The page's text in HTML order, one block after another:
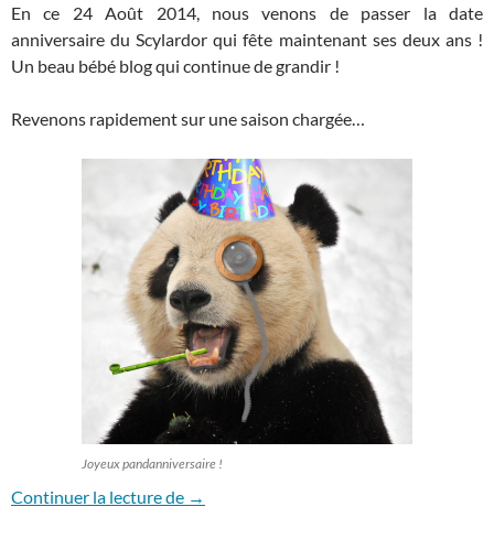
En ce 24 Août 2014, nous venons de passer la date
anniversaire du Scylardor qui fête maintenant ses deux ans !
Un beau bébé blog qui continue de grandir !
Revenons rapidement sur une saison chargée…
Joyeux pandanniversaire !
Continuer la lecture de Le Scylardor, deux ans déjà
→